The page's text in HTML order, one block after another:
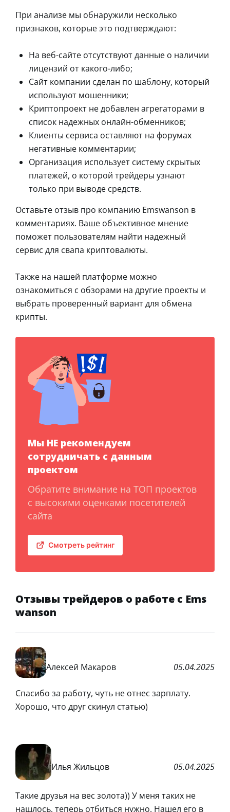
При анализе мы обнаружили несколько
признаков, которые это подтверждают:
На веб-сайте отсутствуют данные о наличии
лицензий от какого-либо;
Сайт компании сделан по шаблону, который
используют мошенники;
Криптопроект не добавлен агрегаторами в
список надежных онлайн-обменников;
Клиенты сервиса оставляют на форумах
негативные комментарии;
Организация использует систему скрытых
платежей, о которой трейдеры узнают
только при выводе средств.
Оставьте отзыв про компанию Emswanson в
комментариях. Ваше объективное мнение
поможет пользователям найти надежный
сервис для свапа криптовалюты.
Также на нашей платформе можно
ознакомиться с обзорами на другие проекты и
выбрать проверенный вариант для обмена
крипты.
Мы НЕ рекомендуем
сотрудничать с данным
проектом
Обратите внимание на ТОП проектов
с высокими оценками посетителей
сайта
Смотреть рейтинг
Отзывы трейдеров о работе с Ems
wanson
Алексей Макаров 05.04.2025
Спасибо за работу, чуть не отнес зарплату.
Хорошо, что друг скинул статью)
Илья Жильцов 05.04.2025
Такие друзья на вес золота)) У меня таких не
нашлось, теперь отбиться нужно. Нашел его в